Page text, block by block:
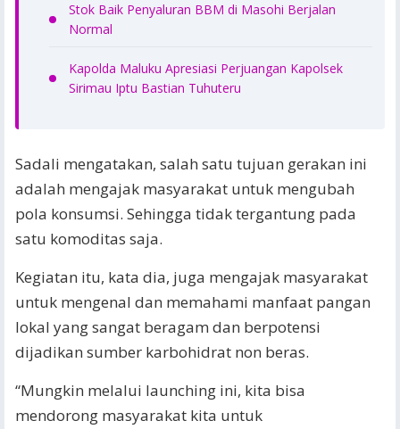
Stok Baik Penyaluran BBM di Masohi Berjalan
Normal
Kapolda Maluku Apresiasi Perjuangan Kapolsek
Sirimau Iptu Bastian Tuhuteru
Sadali mengatakan, salah satu tujuan gerakan ini
adalah mengajak masyarakat untuk mengubah
pola konsumsi. Sehingga tidak tergantung pada
satu komoditas saja.
Kegiatan itu, kata dia, juga mengajak masyarakat
untuk mengenal dan memahami manfaat pangan
lokal yang sangat beragam dan berpotensi
dijadikan sumber karbohidrat non beras.
“Mungkin melalui launching ini, kita bisa
mendorong masyarakat kita untuk